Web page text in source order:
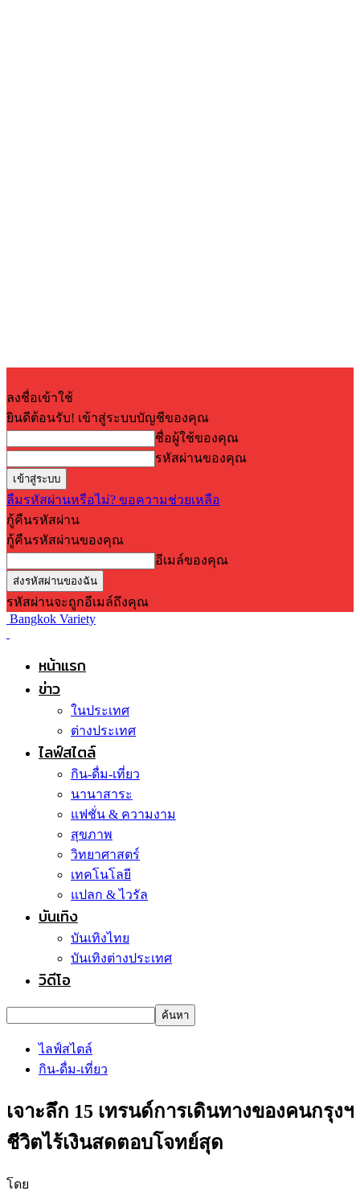
ลงชื่อเข้าใช้
ยินดีต้อนรับ! เข้าสู่ระบบบัญชีของคุณ
ชื่อผู้ใช้ของคุณ
รหัสผ่านของคุณ
ลืมรหัสผ่านหรือไม่? ขอความช่วยเหลือ
กู้คืนรหัสผ่าน
กู้คืนรหัสผ่านของคุณ
อีเมล์ของคุณ
รหัสผ่านจะถูกอีเมล์ถึงคุณ
Bangkok Variety
หน้าแรก
ข่าว
ในประเทศ
ต่างประเทศ
ไลฟ์สไตล์
กิน-ดื่ม-เที่ยว
นานาสาระ
แฟชั่น & ความงาม
สุขภาพ
วิทยาศาสตร์
เทคโนโลยี
แปลก & ไวรัล
บันเทิง
บันเทิงไทย
บันเทิงต่างประเทศ
วิดีโอ
ไลฟ์สไตล์
กิน-ดื่ม-เที่ยว
เจาะลึก 15 เทรนด์การเดินทางของคนกรุงฯ
ชีวิตไร้เงินสดตอบโจทย์สุด
โดย